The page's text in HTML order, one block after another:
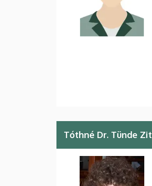
Tóthné Dr. Tünde